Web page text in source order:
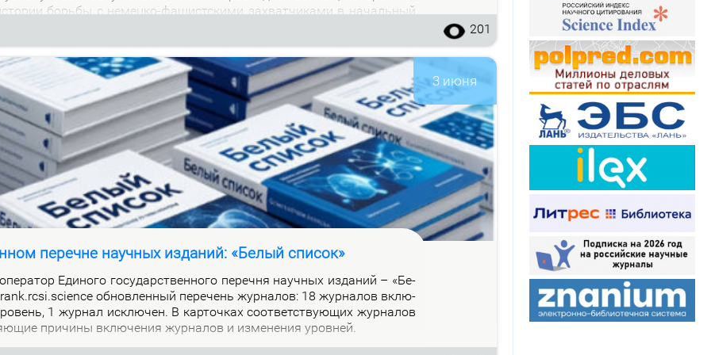
борь­бы с немец­ко-фа­шист­ски­ми за­хват­чи­ка­ми в на­чаль­ный
201
3 июня
перечне научных изданий: «Белый список»
Еди­но­го го­судар­ствен­но­го пе­реч­ня на­уч­ных из­да­ний – «Бе­
об­нов­лен­ный пе­ре­чень жур­на­лов: 18 жур­на­лов вклю­
1 жур­нал ис­клю­чен. В кар­точ­ках со­от­вет­ству­ю­щих жур­на­лов
при­чи­ны вклю­че­ния жур­на­лов и из­ме­не­ния уров­ней.